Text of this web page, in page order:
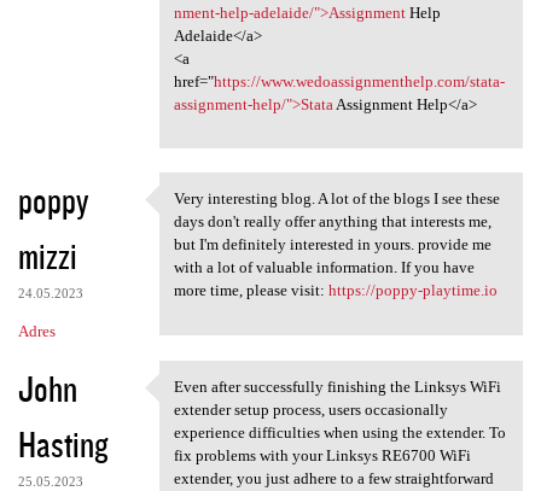
nment-help-adelaide/">AssignmentHelp
Adelaide</a>
<a
href="https://www.wedoassignmenthelp.com/stata-
assignment-help/">Stata Assignment Help</a>
poppy
mizzi
24.05.2023
Adres
Very interesting blog. A lot
Very interesting blog. A lot of the blogs I see these
days don't really offer anything that interests me,
but I'm definitely interested in yours. provide me
with a lot of valuable information. If you have
more time, please visit: https://poppy-playtime.io
John
Hasting
25.05.2023
Even after successfully
Even after successfully finishing the Linksys WiFi
extender setup process, users occasionally
experience difficulties when using the extender. To
fix problems with your Linksys RE6700 WiFi
extender, you just adhere to a few straightforward